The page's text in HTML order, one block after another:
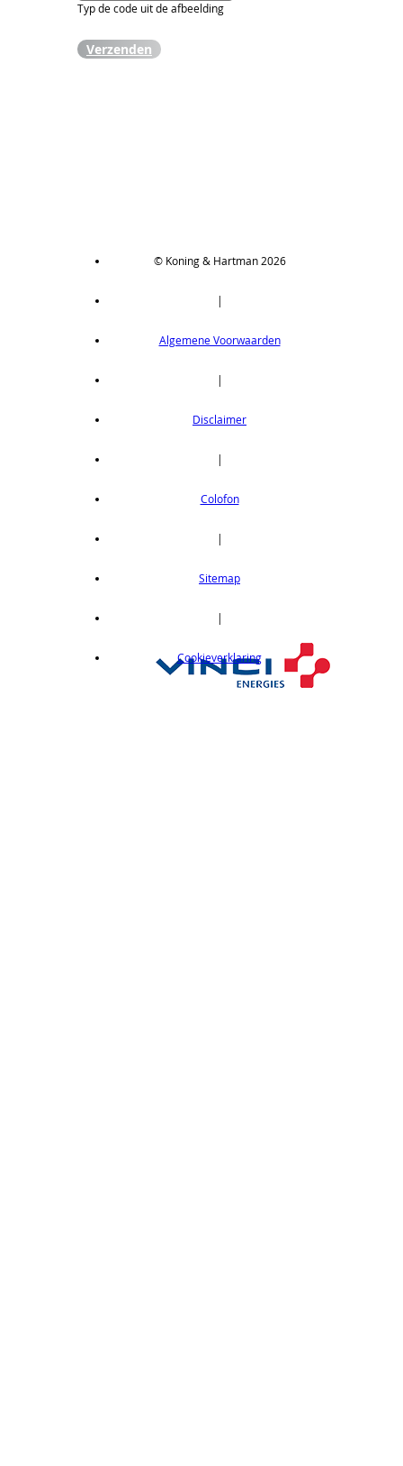
Typ de code uit de afbeelding
Verzenden
© Koning & Hartman 2026
|
Algemene Voorwaarden
|
Disclaimer
|
Colofon
|
Sitemap
|
Cookieverklaring